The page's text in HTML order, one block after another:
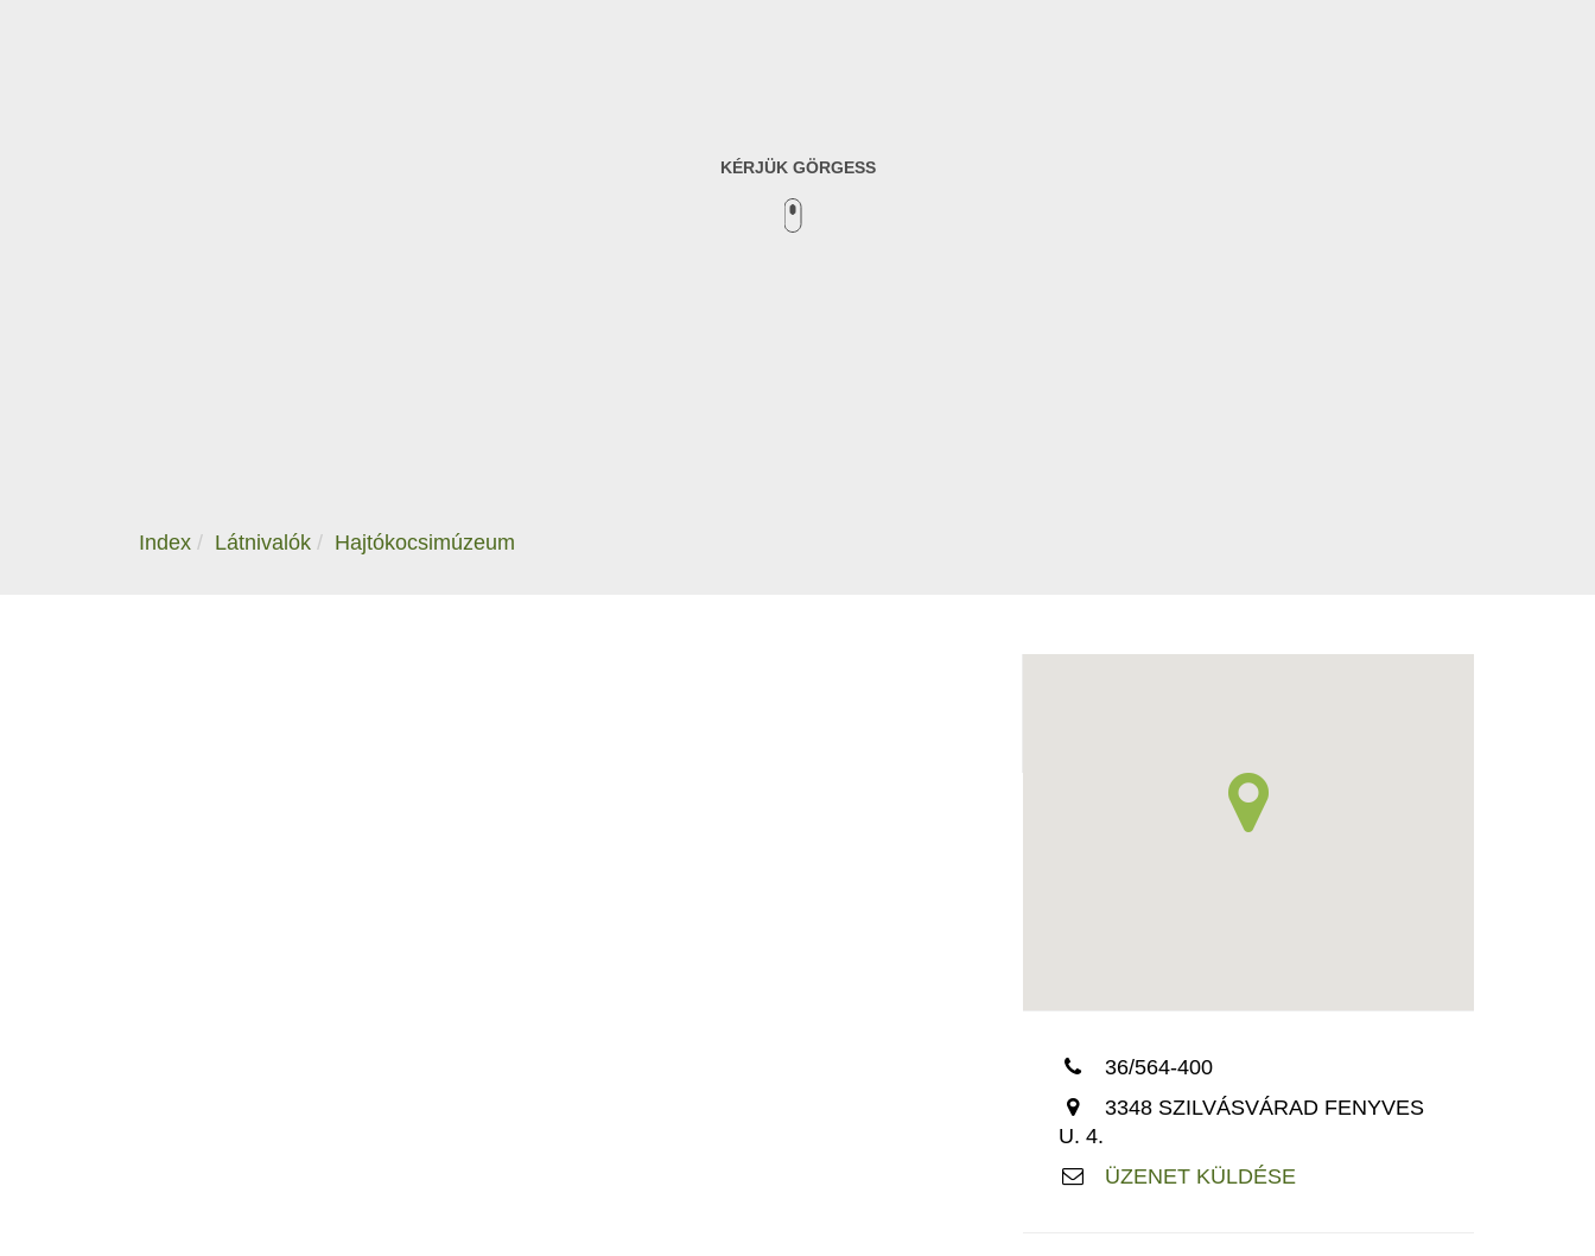
KÉRJÜK GÖRGESS
Index Látnivalók Hajtókocsimúzeum
36/564-400
3348 SZILVÁSVÁRAD FENYVES
U. 4.
ÜZENET KÜLDÉSE